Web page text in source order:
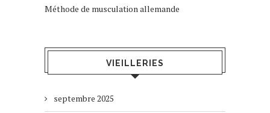
Méthode de musculation allemande
VIEILLERIES
septembre 2025